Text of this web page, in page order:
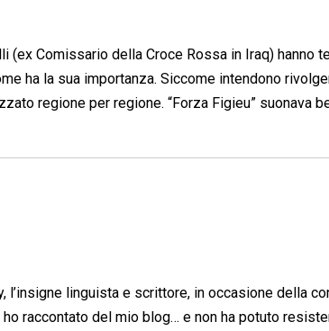
Comissario della Croce Rossa in Iraq) hanno
ha la sua importanza. Siccome intendono
regione per regione. “Forza Figieu” suonava
linguista e scrittore, in occasione della
ho raccontato del mio blog… e non ha potuto